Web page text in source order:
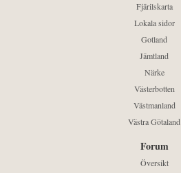
Fjärilskarta
Lokala sidor
Gotland
Jämtland
Närke
Västerbotten
Västmanland
Västra Götaland
Forum
Översikt